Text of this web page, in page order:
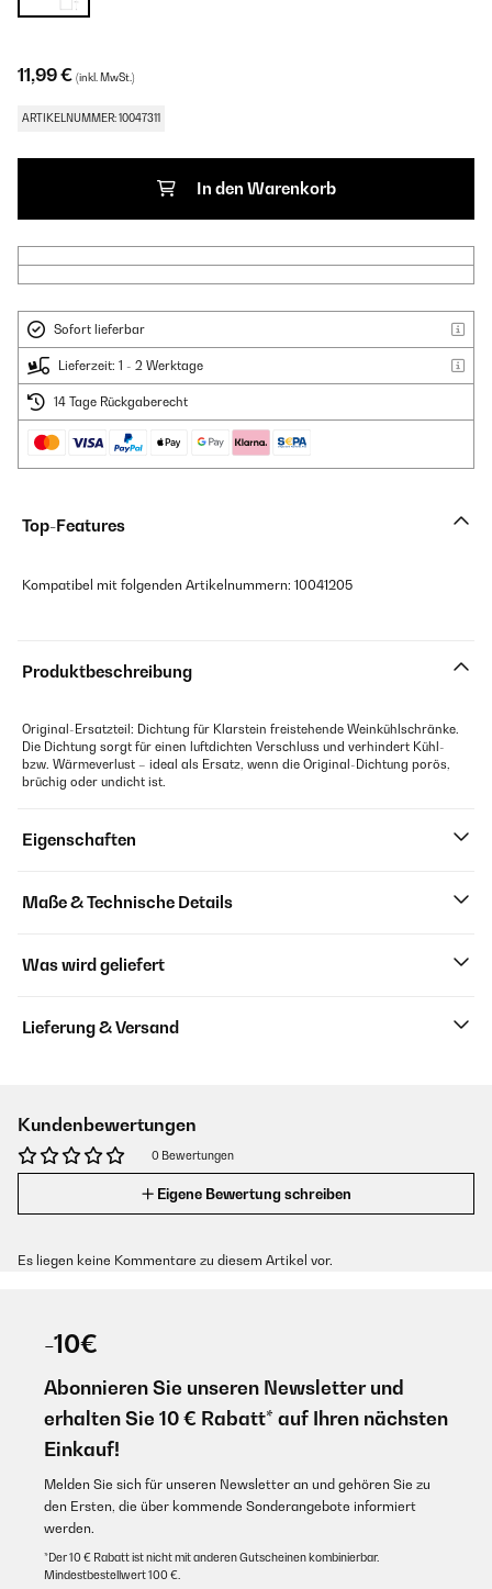
11,99 € (inkl. MwSt.)
ARTIKELNUMMER: 10047311
In den Warenkorb
Sofort lieferbar
Lieferzeit: 1 - 2 Werktage
14 Tage Rückgaberecht
Top-Features
Kompatibel mit folgenden Artikelnummern: 10041205
Produktbeschreibung
Original-Ersatzteil: Dichtung für Klarstein freistehende Weinkühlschränke.
Die Dichtung sorgt für einen luftdichten Verschluss und verhindert Kühl-
bzw. Wärmeverlust – ideal als Ersatz, wenn die Original-Dichtung porös,
brüchig oder undicht ist.
Eigenschaften
Maße & Technische Details
Was wird geliefert
Lieferung & Versand
Kundenbewertungen
0 Bewertungen
Eigene Bewertung schreiben
Es liegen keine Kommentare zu diesem Artikel vor.
-10€
Abonnieren Sie unseren Newsletter und
erhalten Sie 10 € Rabatt* auf Ihren nächsten
Einkauf!
Melden Sie sich für unseren Newsletter an und gehören Sie zu
den Ersten, die über kommende Sonderangebote informiert
werden.
*Der 10 € Rabatt ist nicht mit anderen Gutscheinen kombinierbar.
Mindestbestellwert 100 €.